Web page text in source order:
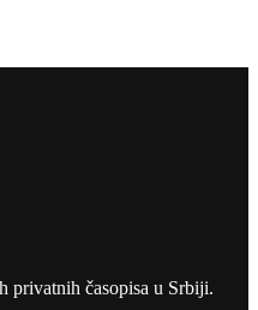
privatnih časopisa u Srbiji.